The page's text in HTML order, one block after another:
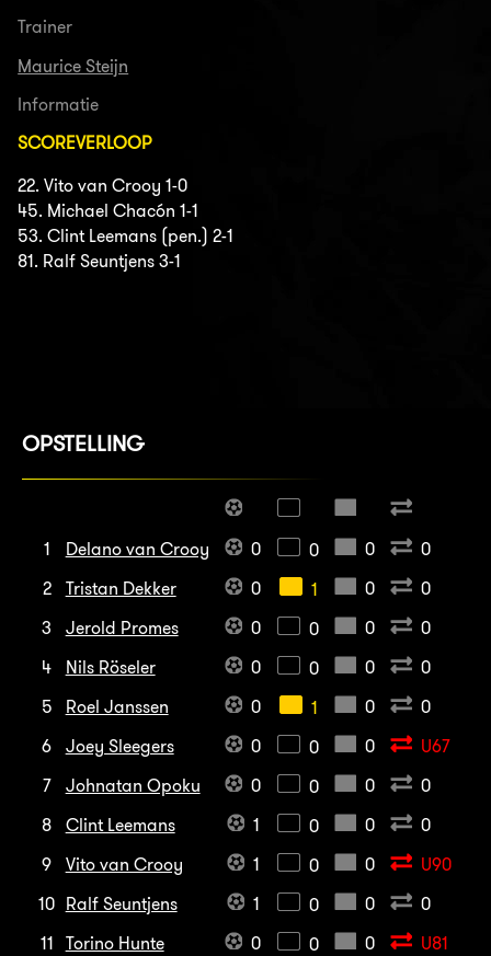
Trainer
Maurice Steijn
Informatie
SCOREVERLOOP
22. Vito van Crooy 1-0
45. Michael Chacón 1-1
53. Clint Leemans (pen.) 2-1
81. Ralf Seuntjens 3-1
OPSTELLING
1 Delano van Crooy 0 0 0
0
2
Tristan Dekker 0 1 0
0
3
Jerold Promes 0 0 0
0
4
Nils Röseler 0 0 0
0
5
Roel Janssen 0 1 0
0
6
Joey Sleegers 0 0 0
U67
7
Johnatan Opoku 0 0 0
0
8
Clint Leemans 1 0 0
0
9
Vito van Crooy 1 0 0
U90
10 Ralf Seuntjens 1 0 0
0
11
Torino Hunte 0 0 0 U81